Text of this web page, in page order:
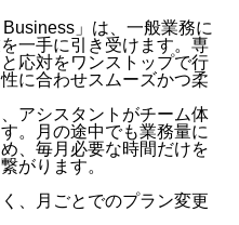
」は、一般業務に
一手に引き受けます。専
応対をワンストップで行
に合わせスムーズかつ柔
アシスタントがチーム体
。月の途中でも業務量に
、毎月必要な時間だけを
がります。
、月ごとでのプラン変更